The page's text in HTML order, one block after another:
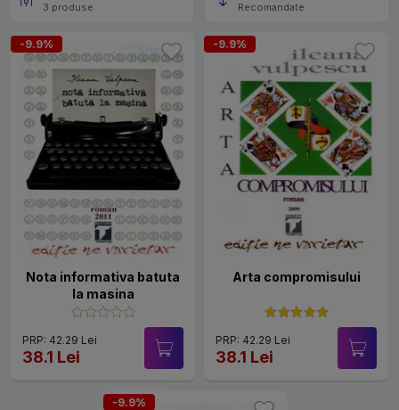
3 produse Recomandate
-9.9%
Nota informativa batuta
la masina
PRP: 42.29 Lei
38.1 Lei
-9.9%
Arta compromisului
PRP: 42.29 Lei
38.1 Lei
-9.9%